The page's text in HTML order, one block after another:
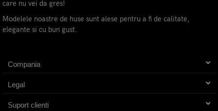
care nu vei da gres!
Modelele noastre de huse sunt alese pentru a fi de calitate,
elegante si cu bun gust.
Compania
Legal
Suport clienti